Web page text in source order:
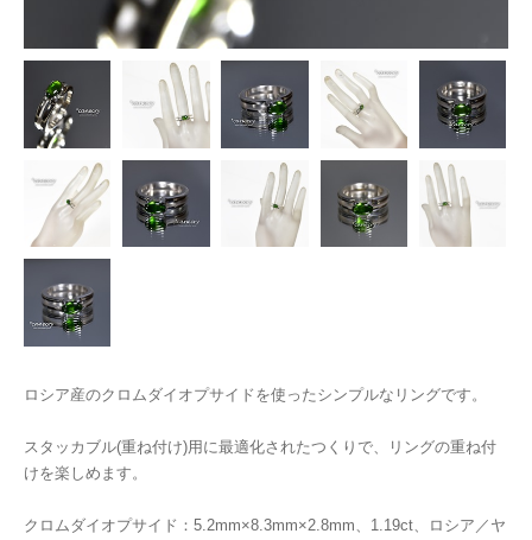
ロシア産のクロムダイオプサイドを使ったシンプルなリングです。
スタッカブル(重ね付け)用に最適化されたつくりで、リングの重ね付
けを楽しめます。
クロムダイオプサイド：5.2mm×8.3mm×2.8mm、1.19ct、ロシア／ヤ